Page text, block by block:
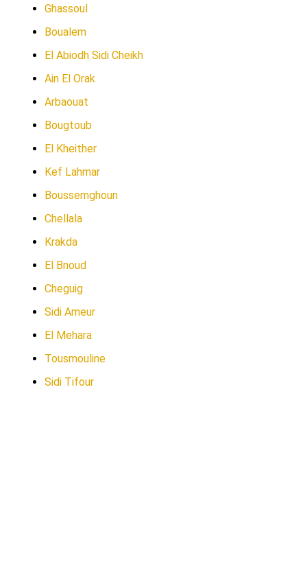
Ghassoul
Boualem
El Abiodh Sidi Cheikh
Ain El Orak
Arbaouat
Bougtoub
El Kheither
Kef Lahmar
Boussemghoun
Chellala
Krakda
El Bnoud
Cheguig
Sidi Ameur
El Mehara
Tousmouline
Sidi Tifour